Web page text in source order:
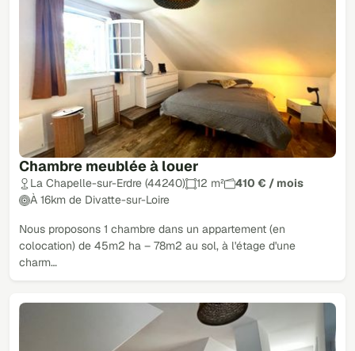
Chambre meublée à louer
La Chapelle-sur-Erdre (44240) 12 m²
410 € / mois
À 16km de Divatte-sur-Loire
Nous proposons 1 chambre dans un appartement (en
colocation) de 45m2 ha – 78m2 au sol, à l'étage d'une
charm…